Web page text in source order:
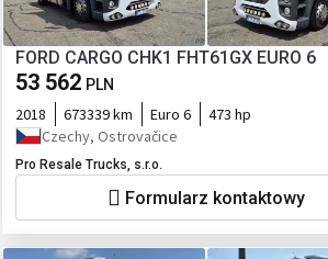
FORD CARGO CHK1 FHT61GX EURO 6
53 562 PLN
2018 673339 km Euro 6
473 hp
Czechy, Ostrovačice
Pro Resale Trucks, s.r.o.
Formularz kontaktowy